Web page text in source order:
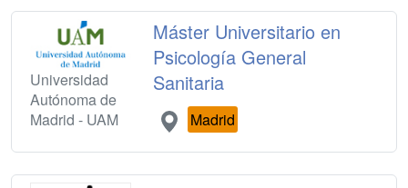
Universidad
Autónoma de
Madrid - UAM
Máster Universitario en
Psicología General
Sanitaria
Madrid